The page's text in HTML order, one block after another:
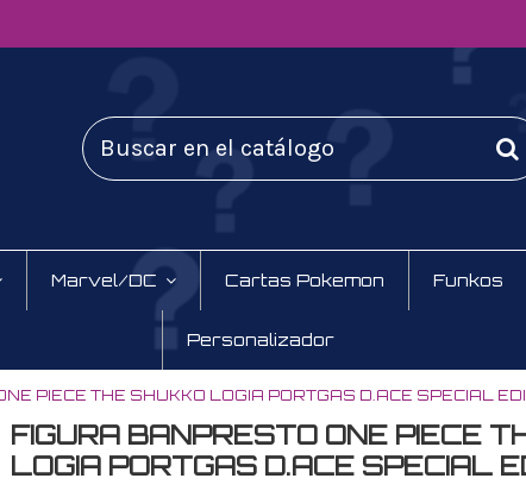
Marvel/DC Cartas Pokemon Funkos
Personalizador
PIECE THE SHUKKO LOGIA PORTGAS D.ACE SPECIAL
FIGURA BANPRESTO ONE PIECE
LOGIA PORTGAS D.ACE SPECIAL